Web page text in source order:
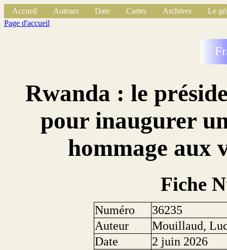
Accueil Auteurs Date Cartes Archives
Le
Page d'accueil
Rwanda : le
pour inaugurer
hommage aux
Fiche
Numéro
36235
Auteur
Mouillaud,
Date
2 juin 2026